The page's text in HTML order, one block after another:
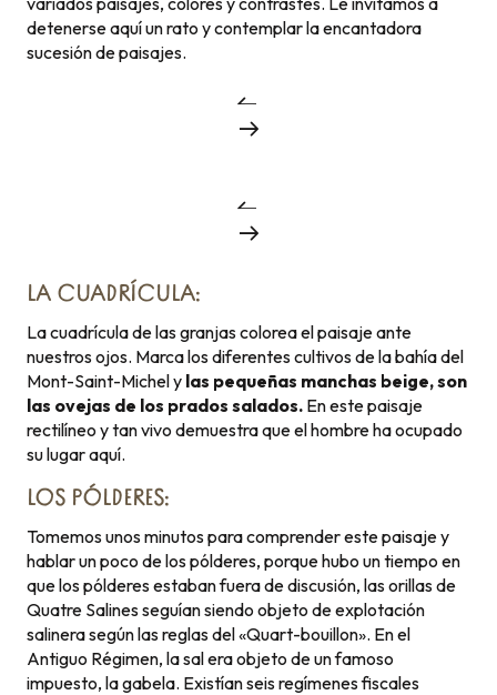
detenerse aquí un rato y contemplar la encantadora
sucesión de paisajes.
LA CUADRÍCULA:
La cuadrícula de las granjas colorea el paisaje ante
nuestros ojos. Marca los diferentes cultivos de la bahía del
Mont-Saint-Michel y las pequeñas manchas beige, son
las ovejas de los prados salados. En este paisaje
rectilíneo y tan vivo demuestra que el hombre ha ocupado
su lugar aquí.
LOS PÓLDERES:
Tomemos unos minutos para comprender este paisaje y
hablar un poco de los pólderes, porque hubo un tiempo en
que los pólderes estaban fuera de discusión, las orillas de
Quatre Salines seguían siendo objeto de explotación
salinera según las reglas del «Quart-bouillon». En el
Antiguo Régimen, la sal era objeto de un famoso
impuesto, la gabela. Existían seis regímenes fiscales